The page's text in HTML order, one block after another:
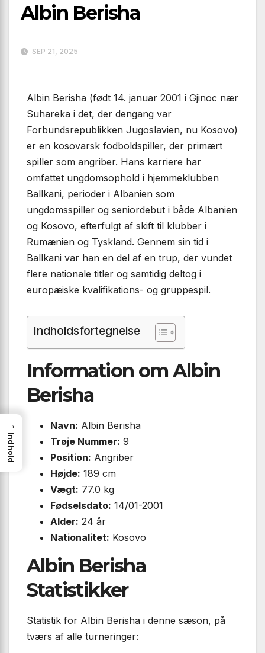
Albin Berisha
SEP 21, 2025
Albin Berisha (født 14. januar 2001 i Gjinoc nær
Suhareka i det, der dengang var
Forbundsrepublikken Jugoslavien, nu Kosovo)
er en kosovarsk fodboldspiller, der primært
spiller som angriber. Hans karriere har
omfattet ungdomsophold i hjemmeklubben
Ballkani, perioder i Albanien som
ungdomsspiller og seniordebut i både Albanien
og Kosovo, efterfulgt af skift til klubber i
Rumænien og Tyskland. Gennem sin tid i
Ballkani var han en del af en trup, der vundet
flere nationale titler og samtidig deltog i
europæiske kvalifikations- og gruppespil.
Indholdsfortegnelse
Information om Albin
Berisha
Navn: Albin Berisha
Trøje Nummer: 9
Position: Angriber
Højde: 189 cm
Vægt: 77.0 kg
Fødselsdato: 14/01-2001
Alder: 24 år
Nationalitet: Kosovo
Albin Berisha
Statistikker
Statistik for Albin Berisha i denne sæson, på
tværs af alle turneringer:
→
Indhold